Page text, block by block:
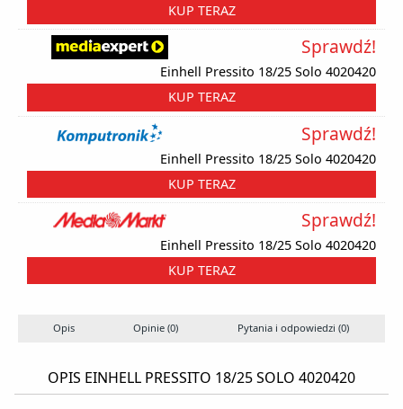
KUP TERAZ
Einhell Pressito 18/25 Solo 4020420
Sprawdź!
KUP TERAZ
Einhell Pressito 18/25 Solo 4020420
Sprawdź!
KUP TERAZ
Einhell Pressito 18/25 Solo 4020420
Sprawdź!
KUP TERAZ
Opis Opinie (0) Pytania i odpowiedzi (0)
OPIS EINHELL PRESSITO 18/25 SOLO 4020420